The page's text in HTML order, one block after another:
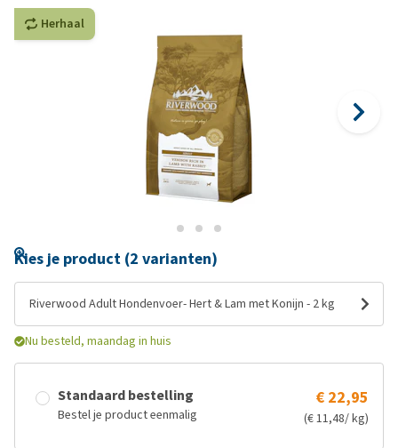
Herhaal
Kies je product (2 varianten)
Riverwood Adult Hondenvoer- Hert & Lam met Konijn - 2 kg
Nu besteld, maandag in huis
Standaard bestelling
Bestel je product eenmalig
€ 22,95
(€ 11,48/ kg)